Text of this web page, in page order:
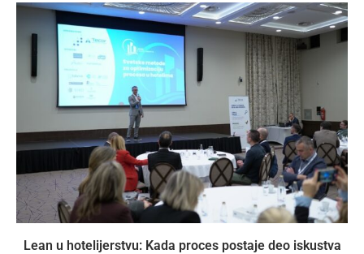
Lean u hotelijerstvu: Kada proces postaje deo iskustva